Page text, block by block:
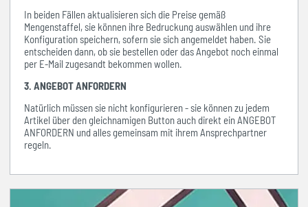
In beiden Fällen aktualisieren sich die Preise gemäß
Mengenstaffel, sie können ihre Bedruckung auswählen und ihre
Konfiguration speichern, sofern sie sich angemeldet haben. Sie
entscheiden dann, ob sie bestellen oder das Angebot noch einmal
per E-Mail zugesandt bekommen wollen.
3. ANGEBOT ANFORDERN
Natürlich müssen sie nicht konfigurieren - sie können zu jedem
Artikel über den gleichnamigen Button auch direkt ein ANGEBOT
ANFORDERN und alles gemeinsam mit ihrem Ansprechpartner
regeln.